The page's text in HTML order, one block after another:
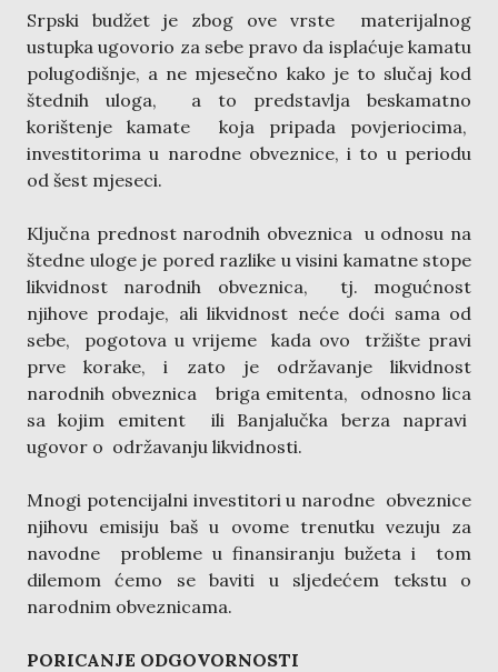
Srpski budžet je zbog ove vrste materijalnog
ustupka ugovorio za sebe pravo da isplaćuje kamatu
polugodišnje, a ne mjesečno kako je to slučaj kod
štednih uloga, a to predstavlja beskamatno
korištenje kamate koja pripada povjeriocima,
investitorima u narodne obveznice, i to u periodu
od šest mjeseci.
Ključna prednost narodnih obveznica u odnosu na
štedne uloge je pored razlike u visini kamatne stope
likvidnost narodnih obveznica, tj. mogućnost
njihove prodaje, ali likvidnost neće doći sama od
sebe, pogotova u vrijeme kada ovo tržište pravi
prve korake, i zato je održavanje likvidnost
narodnih obveznica briga emitenta, odnosno lica
sa kojim emitent ili Banjalučka berza napravi
ugovor o održavanju likvidnosti.
Mnogi potencijalni investitori u narodne obveznice
njihovu emisiju baš u ovome trenutku vezuju za
navodne probleme u finansiranju bužeta i tom
dilemom ćemo se baviti u sljedećem tekstu o
narodnim obveznicama.
PORICANJE ODGOVORNOSTI